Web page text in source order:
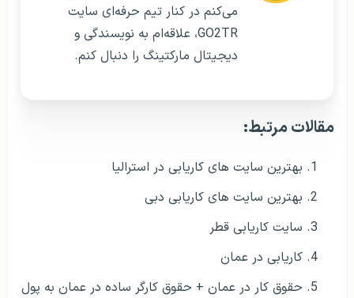
می‌کنم در کنار تیم حرفه‌ای سایت
GO2TR، علاقه‌ام به نویسندگی و
دیجیتال مارکتینگ را دنبال کنم.
مقالات مرتبط:
بهترین سایت های کاریابی در استرالیا
بهترین سایت های کاریابی دبی
سایت کاریابی قطر
کاریابی در عمان
حقوق کار در عمان + حقوق کارگر ساده در عمان به پول